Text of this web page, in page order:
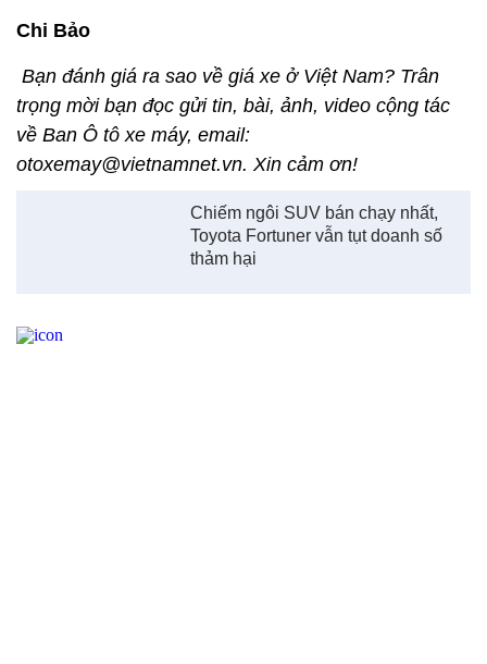
Chi Bảo
Bạn đánh giá ra sao về giá xe ở Việt Nam? Trân
trọng mời bạn đọc gửi tin, bài, ảnh, video cộng tác
về Ban Ô tô xe máy, email:
otoxemay@vietnamnet.vn. Xin cảm ơn!
Chiếm ngôi SUV bán chạy nhất,
Toyota Fortuner vẫn tụt doanh số
thảm hại